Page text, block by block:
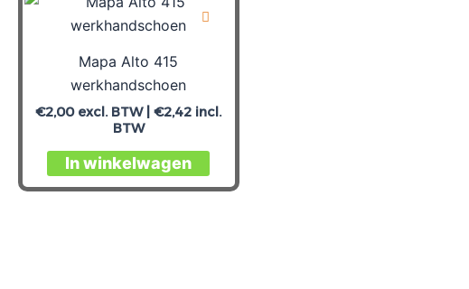
Mapa Alto 415
werkhandschoen
€2,00excl. BTW |€2,42 incl.
BTW
In winkelwagen